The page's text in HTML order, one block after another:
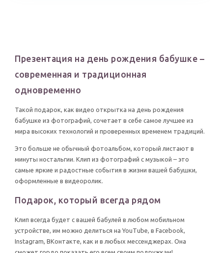
Презентация на день рождения бабушке –
современная и традиционная
одновременно
Такой подарок, как видео открытка на день рождения
бабушке из фотографий, сочетает в себе самое лучшее из
мира высоких технологий и проверенных временем традиций.
Это больше не обычный фотоальбом, который листают в
минуты ностальгии. Клип из фотографий с музыкой – это
самые яркие и радостные события в жизни вашей бабушки,
оформленные в видеоролик.
Подарок, который всегда рядом
Клип всегда будет с вашей бабулей в любом мобильном
устройстве, им можно делиться на YouTube, в Facebook,
Instagram, ВКонтакте, как и в любых мессенджерах. Она